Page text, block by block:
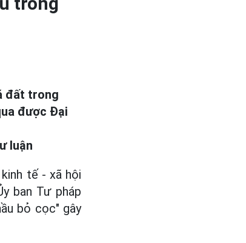
đất trong
được Đại
luận
tế - xã hội
ban Tư pháp
bỏ cọc" gây